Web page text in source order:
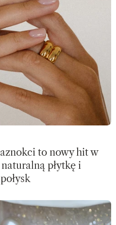
to nowy hit w
płytkę i